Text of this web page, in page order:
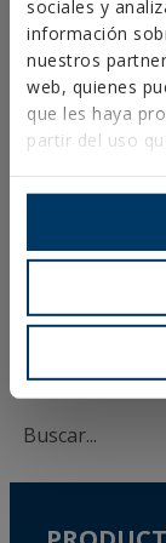
sociales y
información
nuestros
web, quienes
que les haya
partir del uso
Aviso
Política de
Política de
Condiciones de
Canal